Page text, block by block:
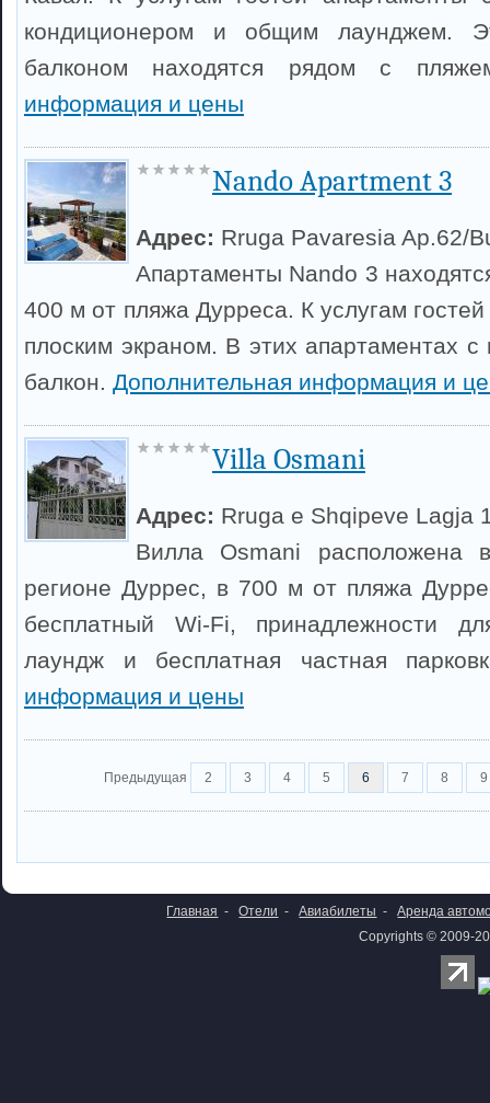
кондиционером и общим лаунджем.
балконом находятся рядом с
информация и цены
Nando Apartment 3
Адрес: Rruga Pavaresia Ap.62/
Апартаменты Nando 3
400 м от пляжа Дурреса. К услугам гостей
плоским экраном. В этих апартаментах
балкон. Дополнительная информация и
Villa Osmani
Адрес: Rruga e Shqipeve Lagja
Вилла Osmani расположена
регионе Дуррес, в 700 м от пляжа
бесплатный Wi-Fi, принадлежности
лаундж и бесплатная частная
информация и цены
Предыдущая 2 3 4 5 6 7 8 9
Главная - Отели - Авиабилеты -
Аренда
Copyrights © 2009-